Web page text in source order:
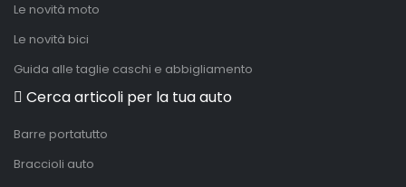
Le novità moto
Le novità bici
Guida alle taglie caschi e abbigliamento
Cerca articoli per la tua auto
Barre portatutto
Braccioli auto